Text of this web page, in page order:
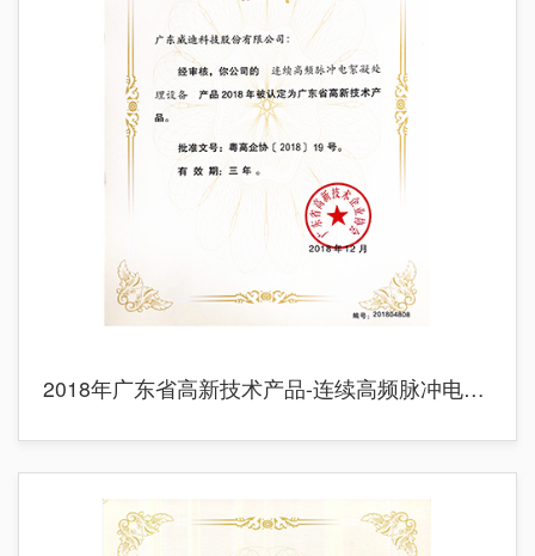
2018年广东省高新技术产品-连续高频脉冲电絮凝处理设备